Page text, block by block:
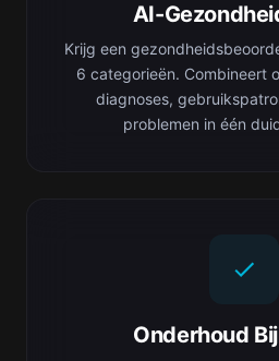
AI-
Krijg een
6 categorieën. Combineert
diagnoses,
problemen in één
Onderhoud